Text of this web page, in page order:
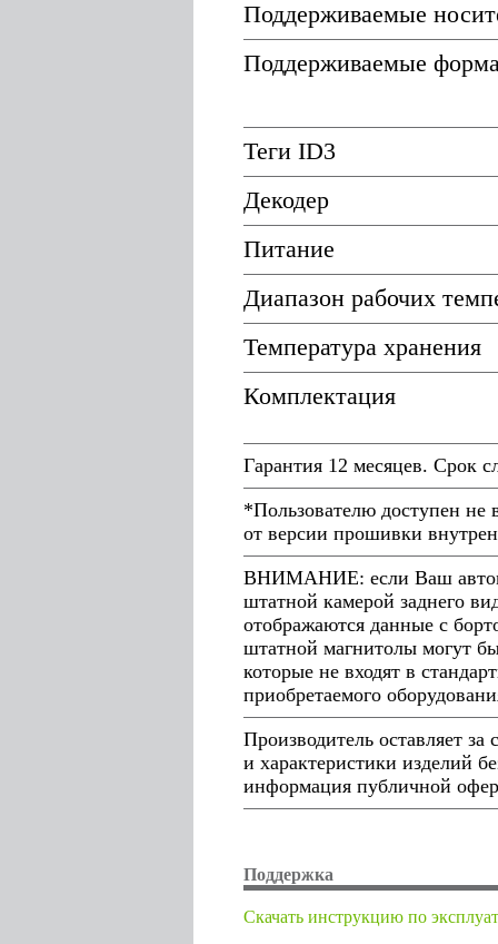
Поддерживаемые
Поддерживаемые
Теги ID3
Декодер
Питание
Диапазон рабочих
Температура хранения
Комплектация
Гарантия 12 месяцев. Срок
*Пользователю доступен не
от версии прошивки
ВНИМАНИЕ: если Ваш
штатной камерой заднего
отображаются данные с
штатной магнитолы могут
которые не входят в
приобретаемого
Производитель оставляет
и характеристики изделий
информация публичной
Поддержка
Cкачать инструкцию по